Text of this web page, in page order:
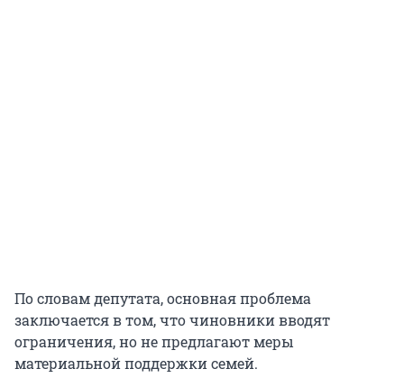
По словам депутата, основная проблема
заключается в том, что чиновники вводят
ограничения, но не предлагают меры
материальной поддержки семей.